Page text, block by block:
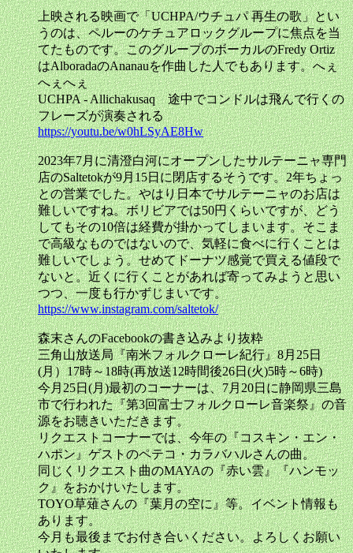
上映される映画で「UCHPA/ウチュパ 再生の歌」とい
うのは、ペルーのケチュアロックグループに焦点を当
てたものです。このグループのボーカルのFredy Ortiz
はAlboradaのAnanauを作曲した人でもあります。へぇ
へぇへぇ
UCHPA - Allichakusaq 途中でコンドルは飛んで行くの
フレーズが演奏される
https://youtu.be/w0hLSyAE8Hw
2023年7月に清澄白河にオープンしたサルテーニャ専門
店のSaltetokが9月15日に閉店するそうです。2年ちょっ
との営業でした。やはり日本でサルテーニャのお店は
難しいですね。ボリビアでは50円くらいですが、どう
してもその10倍は経費が掛かってしまいます。そこま
で高級なものではないので、気軽に食べに行くことは
難しいでしょう。せめてドーナツ感覚で買える値段で
ないと。近くに行くことがあれば寄ってみようと思い
つつ、一度も行かずじまいです。
https://www.instagram.com/saltetok/
森末さんのFacebookの書き込みより抜粋
三角山放送局『南米フォルクローレ紀行』8月25日
(月）17時～18時(再放送12時間後26日(火)5時～6時)
今月25日(月)最初のコーナーは、7月20日に静岡県三島
市で行われた『第3回富士フォルクローレ音楽祭』の音
源をお聴きいただきます。
リクエストコーナーでは、今年の『コスキン・エン・
ハポン』ゲストのペテコ・カラバハルさんの曲。
同じくリクエスト曲のMAYAの『赤い雲』『ハンモッ
ク』をおかけいたします。
TOYO草薙さんの『葉月の空に』等。イベント情報も
あります。
今月も最後までお付き合いください。よろしくお願い